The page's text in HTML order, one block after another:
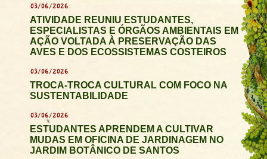
03/06/2026
ATIVIDADE REUNIU ESTUDANTES,
ESPECIALISTAS E ÓRGÃOS AMBIENTAIS EM
AÇÃO VOLTADA À PRESERVAÇÃO DAS
AVES E DOS ECOSSISTEMAS COSTEIROS
03/06/2026
TROCA-TROCA CULTURAL COM FOCO NA
SUSTENTABILIDADE
03/06/2026
ESTUDANTES APRENDEM A CULTIVAR
MUDAS EM OFICINA DE JARDINAGEM NO
JARDIM BOTÂNICO DE SANTOS